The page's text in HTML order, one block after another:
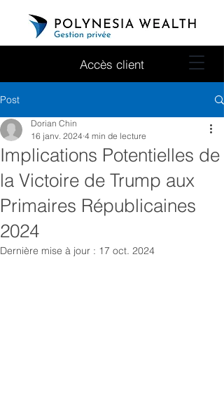
Accès client
Post
Implications Potentielles de
la Victoire de Trump aux
Primaires Républicaines
2024
Dorian Chin
16 janv. 2024 4 min de lecture
Dernière mise à jour : 17 oct. 2024